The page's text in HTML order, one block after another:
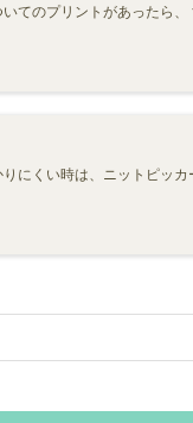
てのプリントがあったら
にくい時は、ニットピッカ